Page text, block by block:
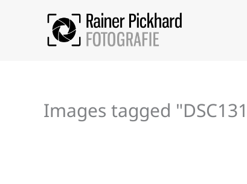
Images tagged